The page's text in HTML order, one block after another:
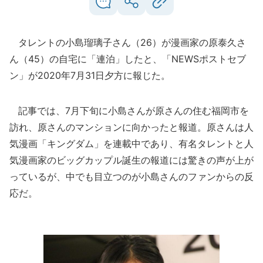
タレントの小島瑠璃子さん（26）が漫画家の原泰久さ
ん（45）の自宅に「連泊」したと、「NEWSポストセブ
ン」が2020年7月31日夕方に報じた。
記事では、7月下旬に小島さんが原さんの住む福岡市を
訪れ、原さんのマンションに向かったと報道。原さんは人
気漫画「キングダム」を連載中であり、有名タレントと人
気漫画家のビッグカップル誕生の報道には驚きの声が上が
っているが、中でも目立つのが小島さんのファンからの反
応だ。